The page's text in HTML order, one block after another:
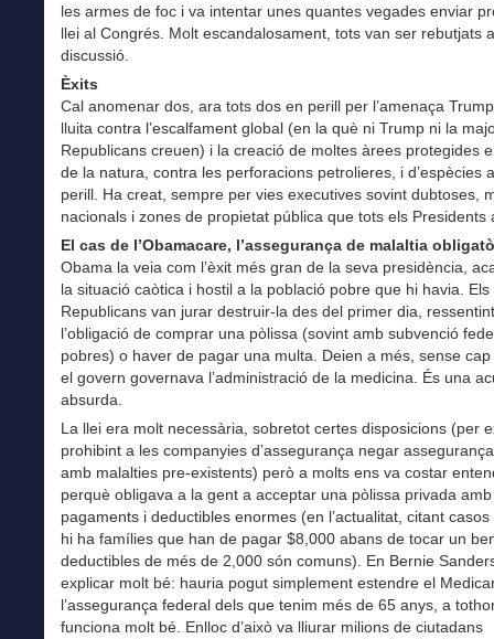
les armes de foc i va intentar unes quantes vegades enviar
llei al Congrés. Molt escandalosament, tots van ser rebutjats
discussió.
Èxits
Cal anomenar dos, ara tots dos en perill per l’amenaça
lluita contra l’escalfament global (en la què ni Trump ni la
Republicans creuen) i la creació de moltes àrees protegides
de la natura, contra les perforacions petrolieres, i d’espècies
perill. Ha creat, sempre per vies executives sovint dubtoses,
nacionals i zones de propietat pública que tots els Presidents
El cas de l’Obamacare, l’assegurança de malaltia
Obama la veia com l’èxit més gran de la seva presidència,
la situació caòtica i hostil a la població pobre que hi havia. Els
Republicans van jurar destruir-la des del primer dia,
l’obligació de comprar una pòlissa (sovint amb subvenció
pobres) o haver de pagar una multa. Deien a més, sense
el govern governava l’administració de la medicina. És una
absurda.
La llei era molt necessària, sobretot certes disposicions (per
prohibint a les companyies d’assegurança negar
amb malalties pre-existents) però a molts ens va costar
perquè obligava a la gent a acceptar una pòlissa privada
pagaments i deductibles enormes (en l’actualitat, citant
hi ha famílies que han de pagar $8,000 abans de tocar un
deductibles de més de 2,000 són comuns). En Bernie
explicar molt bé: hauria pogut simplement estendre el
l’assegurança federal dels que tenim més de 65 anys, a
funciona molt bé. Enlloc d’això va lliurar milions de ciutadans